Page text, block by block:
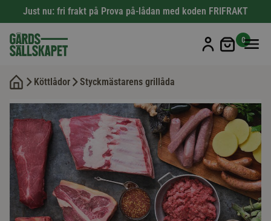
Just nu: fri frakt på Prova på-lådan med koden FRIFRAKT
Min
0
Köttlådor Styckmästarens grillåda